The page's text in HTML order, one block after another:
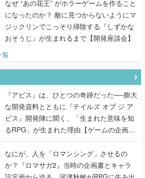
なぜ “あの花王” がホラーゲームを作ること
になったのか？ 敵に見つからないようにマ
ジックリンでこっそり掃除する『しずかな
おそうじ』が生まれるまで【開発座談会】
覧
『アビス』は、ひとつの奇跡だった──膨大
な開発資料とともに『テイルズ オブ ジ ア
ビス』開発陣に聞く、「生まれた意味を知
るRPG」が生まれた理由【ゲームの企画
書】
なにが、人を「ロマンシング」させるの
か？『ロマサガ2』当時の企画書とキャラ